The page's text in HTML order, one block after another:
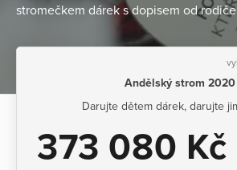
stromečkem dárek s dopisem od
Andělský strom 2020
Darujte dětem dárek, darujte
373 080 Kč